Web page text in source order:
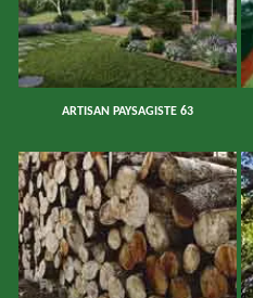
ARTISAN PAYSAGISTE 63